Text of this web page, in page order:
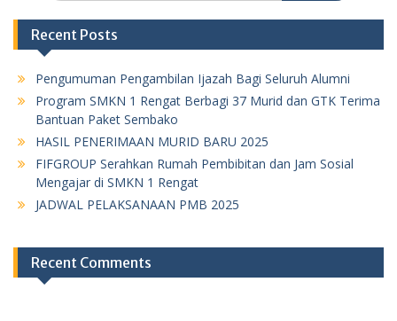
Recent Posts
Pengumuman Pengambilan Ijazah Bagi Seluruh Alumni
Program SMKN 1 Rengat Berbagi 37 Murid dan GTK Terima
Bantuan Paket Sembako
HASIL PENERIMAAN MURID BARU 2025
FIFGROUP Serahkan Rumah Pembibitan dan Jam Sosial
Mengajar di SMKN 1 Rengat
JADWAL PELAKSANAAN PMB 2025
Recent Comments